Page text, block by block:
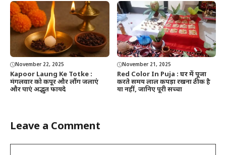
November 22, 2025
Kapoor Laung Ke Totke :
मंगलवार को कपूर और लौंग जलाएं
और पाएं अद्भुत फायदे
November 21, 2025
Red Color In Puja : घर में पूजा
करते समय लाल कपड़ा रखना ठीक है
या नहीं, जानिए पूरी सच्चा
Leave a Comment